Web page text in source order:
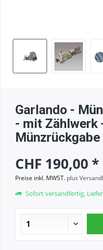
Garlando -
- mit Zählwerk
Münzrückgabe
CHF 190,00 *
Preise inkl. MWST. plus
Sofort versandfertig,